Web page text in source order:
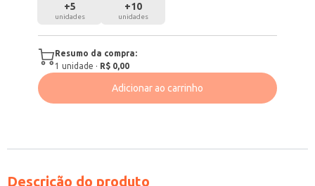
+5
unidades
+10
unidades
Resumo da compra:
1 unidade · R$ 0,00
Adicionar ao carrinho
Descrição do produto